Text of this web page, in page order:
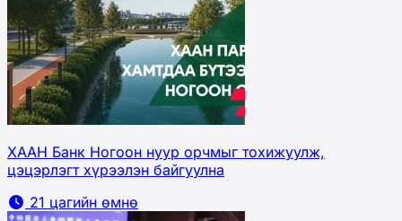
ХААН Банк Ногоон нуур орчмыг тохижуулж,
цэцэрлэгт хүрээлэн байгуулна
21 цагийн өмнө